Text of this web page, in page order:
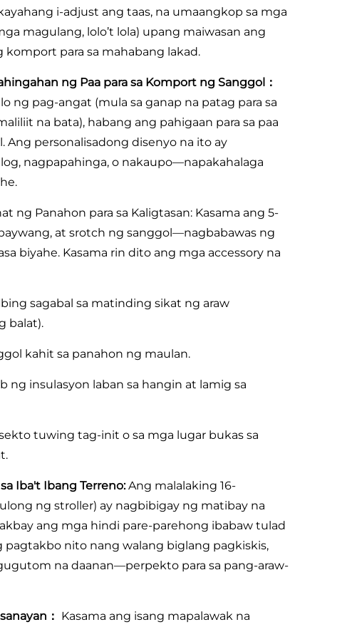
i-adjust ang taas, na umaangkop sa mga
magulang, lolo’t lola) upang maiwasan ang
para sa mahabang lakad.
ng Paa para sa Komport ng Sanggol：
ng pag-angat (mula sa ganap na patag para sa
na bata), habang ang pahigaan para sa paa
Ang personalisadong disenyo na ito ay
nagpapahinga, o nakaupo—napakahalaga
ng Panahon para sa Kaligtasan: Kasama ang 5-
at srotch ng sanggol—nagbabawas ng
biyahe. Kasama rin dito ang mga accessory na
sagabal sa matinding sikat ng araw
balat).
kahit sa panahon ng maulan.
ng insulasyon laban sa hangin at lamig sa
tuwing tag-init o sa mga lugar bukas sa
Iba't Ibang Terreno:Ang malalaking 16-
ng stroller) ay nagbibigay ng matibay na
ang mga hindi pare-parehong ibabaw tulad
pagtakbo nito nang walang biglang pagkiskis,
na daanan—perpekto para sa pang-araw-
： Kasama ang isang mapalawak na